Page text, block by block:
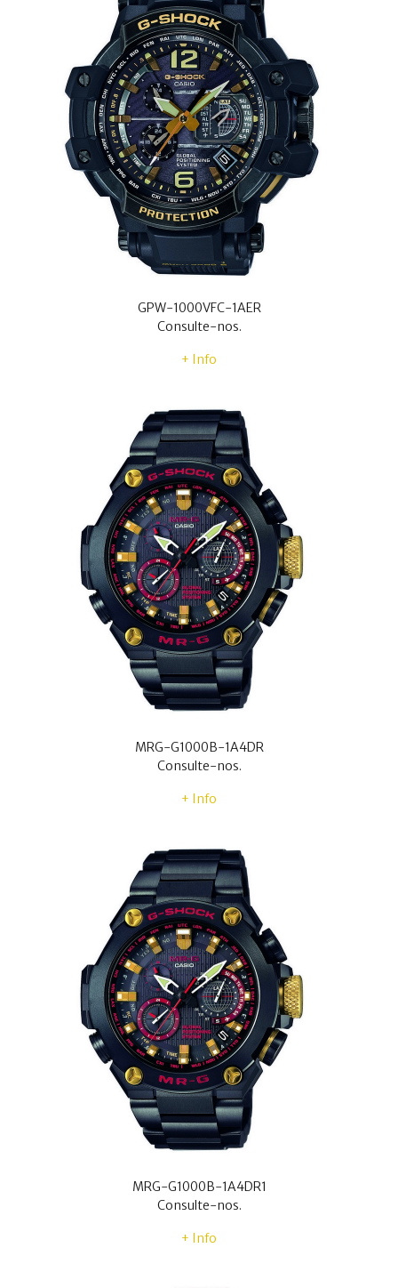
GPW-1000VFC-1AER
Consulte-nos.
+ Info
MRG-G1000B-1A4DR
Consulte-nos.
+ Info
MRG-G1000B-1A4DR1
Consulte-nos.
+ Info